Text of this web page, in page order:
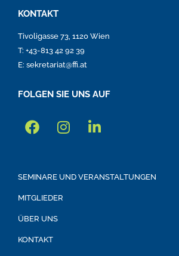
KONTAKT
Tivoligasse 73, 1120 Wien
T: +43-813 42 92 39
E: sekretariat@ffi.at
FOLGEN SIE UNS AUF
SEMINARE UND VERANSTALTUNGEN
MITGLIEDER
ÜBER UNS
KONTAKT